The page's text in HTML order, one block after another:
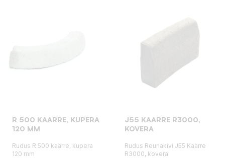
R 500 KAARRE, KUPERA
120 MM
Rudus R 500 kaarre, kupera
120 mm
J55 KAARRE R3000,
KOVERA
Rudus Reunakivi J55 Kaarre
R3000, kovera